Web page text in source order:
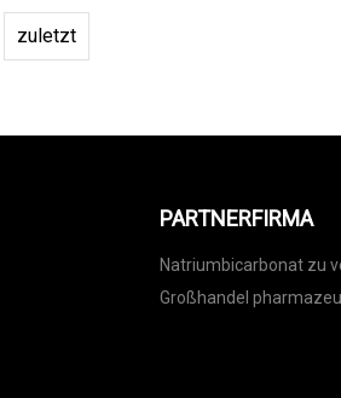
zuletzt
PARTNERFIRMA
Natriumbicarbonat zu
Großhandel